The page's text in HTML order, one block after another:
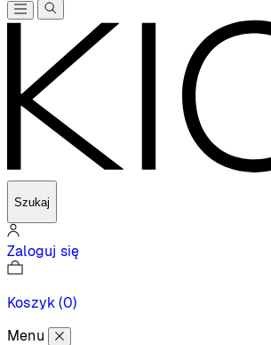
Szukaj
Zaloguj się
Koszyk(0)
Menu